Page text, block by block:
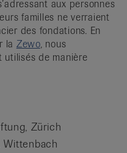
aux personnes
familles ne verraient
des fondations. En
la Zewo, nous
utilisés de manière
Zürich
Wittenbach